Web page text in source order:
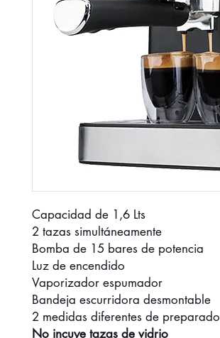
Capacidad de 1,6 Lts
2 tazas simultáneamente
Bomba de 15 bares de potencia
Luz de encendido
Vaporizador espumador
Bandeja escurridora desmontable
2 medidas diferentes de preparado
No incuye tazas de vidrio